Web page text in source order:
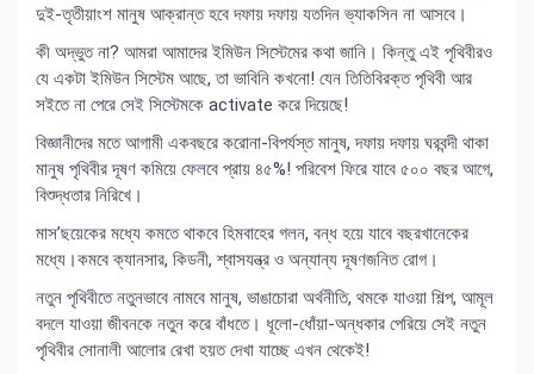
দুই-তৃতীয়াংশ মানুষ আক্রান্ত হবে দফায় দফায় যতদিন ভ্যাকসিন না আসবে।
কী অদ্ভুত না? আমরা আমাদের ইমিউন সিস্টেমের কথা জানি। কিন্তু এই পৃথিবীরও
যে একটা ইমিউন সিস্টেম আছে, তা ভাবিনি কখনো! যেন তিতিবিরক্ত পৃথিবী আর
সইতে না পেরে সেই সিস্টেমকে activate করে দিয়েছে!
বিজ্ঞানীদের মতে আগামী একবছরে করোনা-বিপর্যস্ত মানুষ, দফায় দফায় ঘরবন্দী থাকা
মানুষ পৃথিবীর দূষণ কমিয়ে ফেলবে প্রায় ৪৫%! পরিবেশ ফিরে যাবে ৫০০ বছর আগে,
বিশুদ্ধতার নিরিখে।
মাস’ছয়েকের মধ্যে কমতে থাকবে হিমবাহের গলন, বন্ধ হয়ে যাবে বছরখানেকের
মধ্যে।কমবে ক্যানসার, কিডনী, শ্বাসযন্ত্র ও অন্যান্য দূষণজনিত রোগ।
নতুন পৃথিবীতে নতুনভাবে নামবে মানুষ, ভাঙাচোরা অর্থনীতি, থমকে যাওয়া শিল্প, আমূল
বদলে যাওয়া জীবনকে নতুন করে বাঁধতে। ধূলো-ধোঁয়া-অন্ধকার পেরিয়ে সেই নতুন
পৃথিবীর সোনালী আলোর রেখা হয়ত দেখা যাচ্ছে এখন থেকেই!